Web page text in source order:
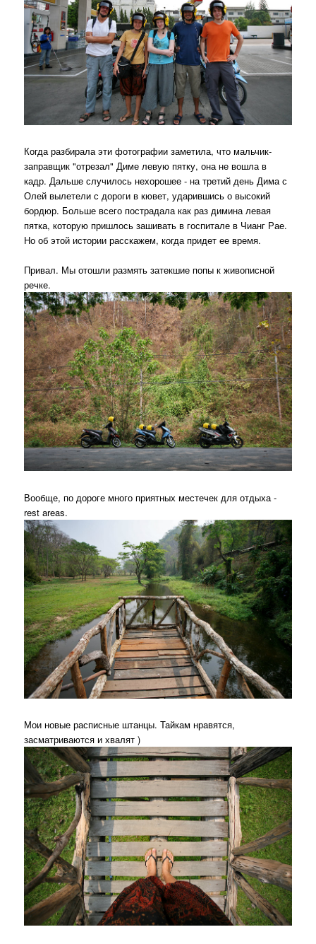
Когда разбирала эти фотографии заметила, что мальчик-
заправщик "отрезал" Диме левую пятку, она не вошла в
кадр. Дальше случилось нехорошее - на третий день Дима с
Олей вылетели с дороги в кювет, ударившись о высокий
бордюр. Больше всего пострадала как раз димина левая
пятка, которую пришлось зашивать в госпитале в Чианг Рае.
Но об этой истории расскажем, когда придет ее время.
Привал. Мы отошли размять затекшие попы к живописной
речке.
Вообще, по дороге много приятных местечек для отдыха -
rest areas.
Мои новые расписные штанцы. Тайкам нравятся,
засматриваются и хвалят )